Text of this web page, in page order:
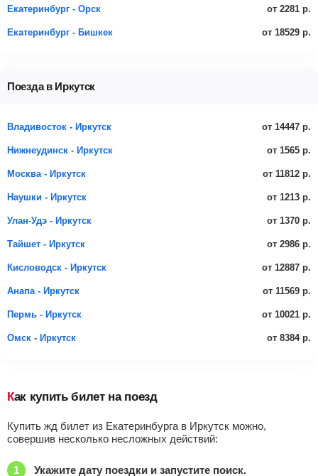
Екатеринбург - Орск от 2281 р.
Екатеринбург - Бишкек от 18529 р.
Поезда в Иркутск
Владивосток - Иркутск от 14447 р.
Нижнеудинск - Иркутск от 1565 р.
Москва - Иркутск от 11812 р.
Наушки - Иркутск от 1213 р.
Улан-Удэ - Иркутск от 1370 р.
Тайшет - Иркутск от 2986 р.
Кисловодск - Иркутск от 12887 р.
Анапа - Иркутск от 11569 р.
Пермь - Иркутск от 10021 р.
Омск - Иркутск от 8384 р.
Как купить билет на поезд
Купить жд билет из Екатеринбурга в Иркутск можно,
совершив несколько несложных действий:
Укажите дату поездки и запустите поиск.